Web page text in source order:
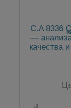
C.A 8336
—
качества